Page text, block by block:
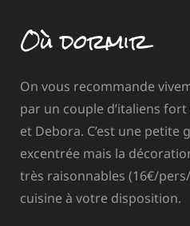
Où dormir
On vous recommande
par un couple d’italiens
et Debora. C’est une petite
excentrée mais la
très raisonnables (16€/
cuisine à votre disposition.